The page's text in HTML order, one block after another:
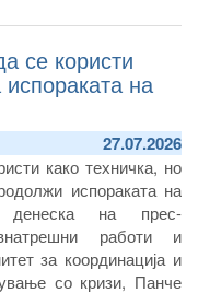
се користи
на
27.07.2026
како техничка, но
испораката на
денеска на прес-
работи и
за координација и
со кризи, Панче